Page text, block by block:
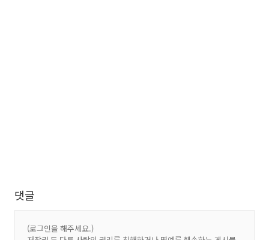
댓글